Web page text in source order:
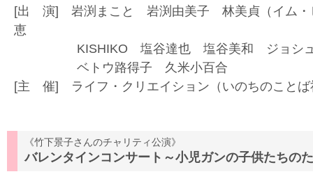
[出 演] 岩渕まこと 岩渕由美子 林美貞（イム・
恵
KISHIKO 塩谷達也 塩谷美和 ジョシュア
ベトウ路得子 久米小百合
[主 催] ライフ・クリエイション（いのちのこ
《竹下景子さんのチャリティ公演》
バレンタインコンサート～小児ガンの子供たちの